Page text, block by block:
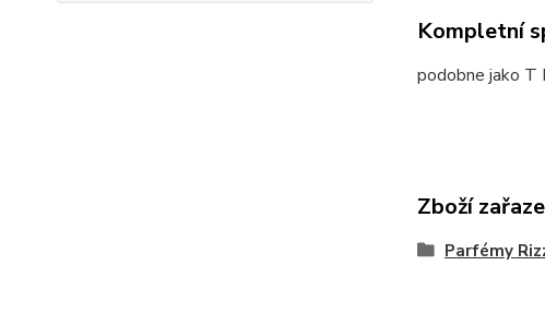
Kompletní
podobne jako T
Zboží
Parfémy